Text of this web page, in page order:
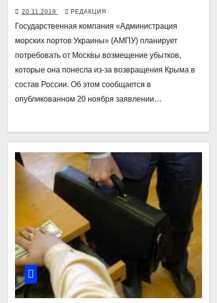
20.11.2019 РЕДАКЦИЯ
Государственная компания «Администрация
морских портов Украины» (АМПУ) планирует
потребовать от Москвы возмещение убытков,
которые она понесла из-за возвращения Крыма в
состав России. Об этом сообщается в
опубликованном 20 ноября заявлении…